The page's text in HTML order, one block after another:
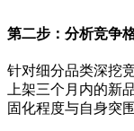
第二步：分析竞争
针对细分品类深挖
上架三个月内的新
固化程度与自身突